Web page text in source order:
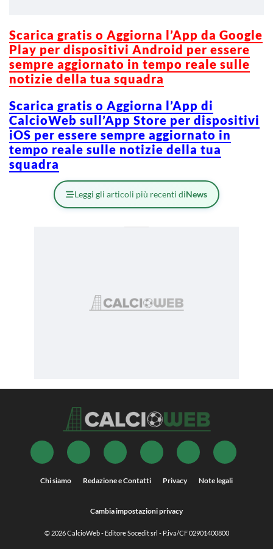
Scarica gratis o Aggiorna l’App da Google
Play per dispositivi Android per essere
sempre aggiornato in tempo reale sulle
notizie della tua squadra
Scarica gratis o Aggiorna l’App di
CalcioWeb sull’App Store per dispositivi
iOS per essere sempre aggiornato in
tempo reale sulle notizie della tua
squadra
Leggi gli articoli più recenti diNews
Chi siamo Redazione e Contatti Privacy Note legali
Cambia impostazioni privacy
© 2026CalcioWeb- Editore Socedit srl - P.iva/CF 02901400800